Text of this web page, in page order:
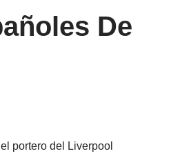
De
portero del Liverpool